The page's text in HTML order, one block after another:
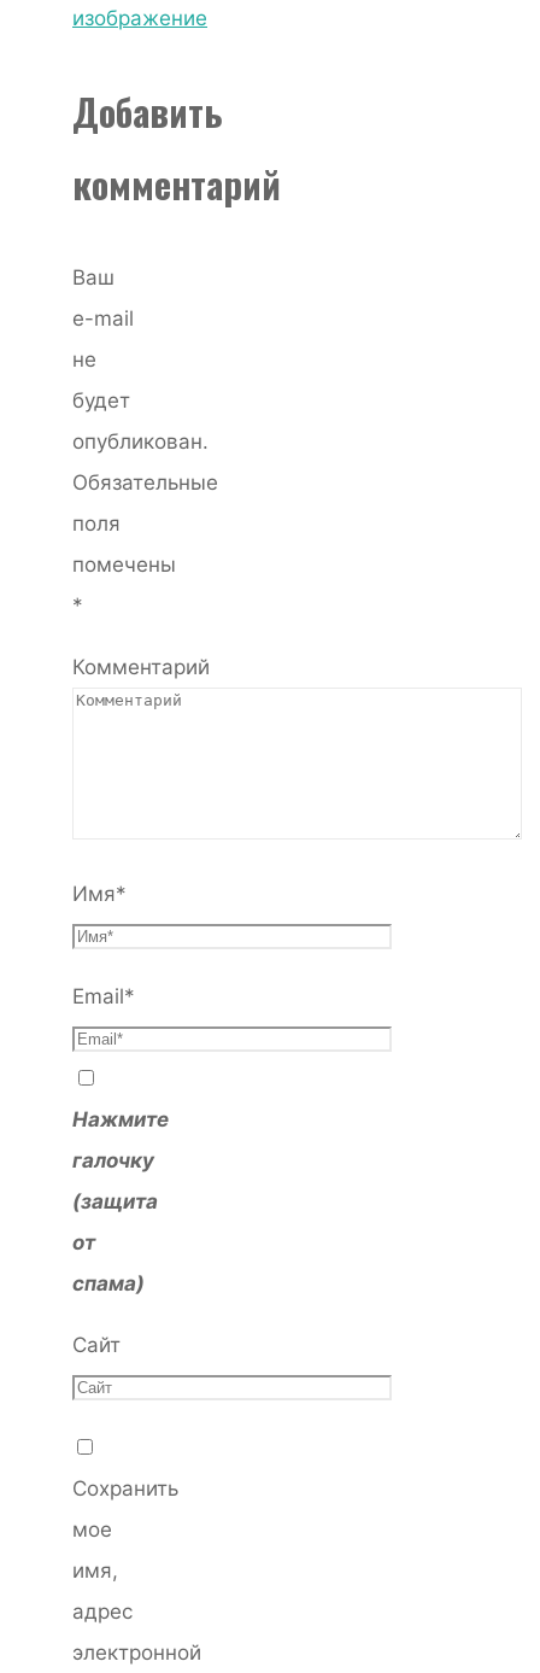
изображение
Добавить
комментарий
Ваш
e-mail
не
будет
опубликован.
Обязательные
поля
помечены
*
Комментарий
Имя*
Email*
Нажмите
галочку
(защита
от
спама)
Сайт
Сохранить
мое
имя,
адрес
электронной